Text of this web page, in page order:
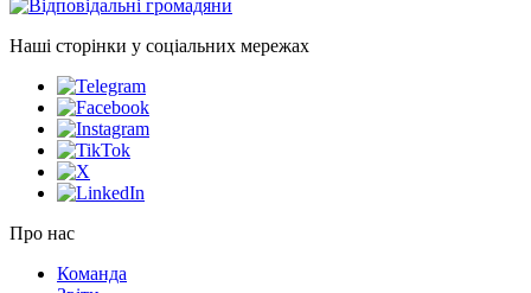
Наші сторінки у соціальних мережах
Про нас
Команда